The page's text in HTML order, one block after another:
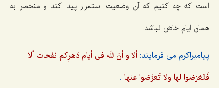
است که چه کنیم که آن وضعیت استمرار پیدا کند و منحصر به
همان ایام خاصّ نباشد.
پیامبراکرم می فرمایند: ألا و أنّ لله فی أیام دَهرِکم نفحات ألا
فَتَعَرّضوا لها ولا تَعرَّضوا عنها .